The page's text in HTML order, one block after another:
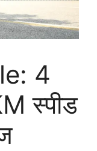
4
स्पीड